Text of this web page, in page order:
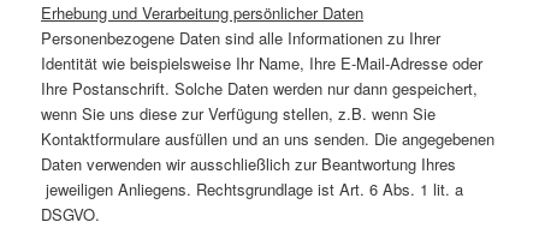
Erhebung und Verarbeitung persönlicher Daten
Personenbezogene Daten sind alle Informationen zu Ihrer
Identität wie beispielsweise Ihr Name, Ihre E-Mail-Adresse oder
Ihre Postanschrift. Solche Daten werden nur dann gespeichert,
wenn Sie uns diese zur Verfügung stellen, z.B. wenn Sie
Kontaktformulare ausfüllen und an uns senden. Die angegebenen
Daten verwenden wir ausschließlich zur Beantwortung Ihres
jeweiligen Anliegens. Rechtsgrundlage ist Art. 6 Abs. 1 lit. a
DSGVO.